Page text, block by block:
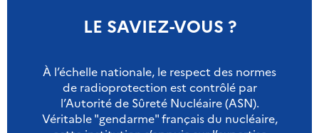
LE SAVIEZ-VOUS ?
À l’échelle nationale, le respect des normes
de radioprotection est contrôlé par
l’Autorité de Sûreté Nucléaire (ASN).
Véritable "gendarme" français du nucléaire,